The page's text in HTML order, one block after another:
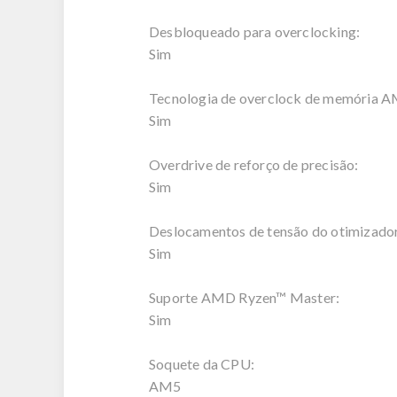
Desbloqueado para overclocking:
Sim
Tecnologia de overclock de memória
Sim
Overdrive de reforço de precisão:
Sim
Deslocamentos de tensão do
Sim
Suporte AMD Ryzen™ Master:
Sim
Soquete da CPU:
AM5